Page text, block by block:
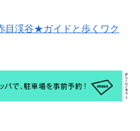
目渓谷★ガイドと歩くワク